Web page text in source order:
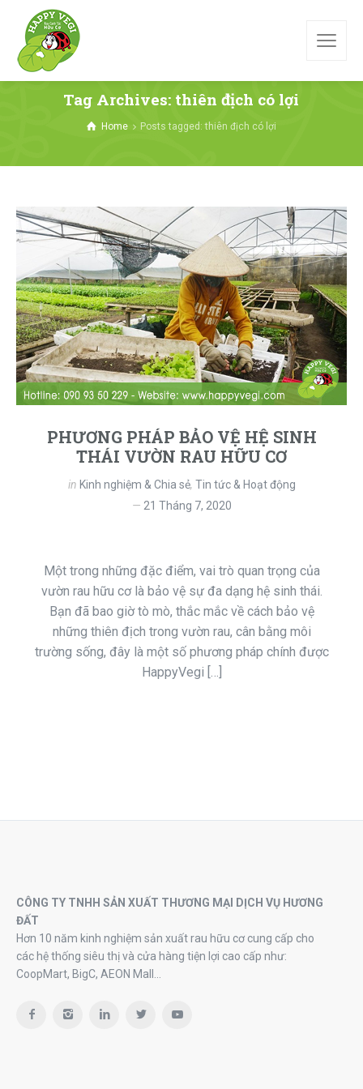
Tag Archives: thiên địch có lợi
Home Posts tagged: thiên địch có lợi
PHƯƠNG PHÁP BẢO VỆ HỆ SINH
THÁI VƯỜN RAU HỮU CƠ
in Kinh nghiệm & Chia sẻ, Tin tức & Hoạt động
21 Tháng 7, 2020
Một trong những đặc điểm, vai trò quan trọng của
vườn rau hữu cơ là bảo vệ sự đa dạng hệ sinh thái.
Bạn đã bao giờ tò mò, thắc mắc về cách bảo vệ
những thiên địch trong vườn rau, cân bằng môi
trường sống, đây là một số phương pháp chính được
HappyVegi […]
CÔNG TY TNHH SẢN XUẤT THƯƠNG MẠI DỊCH VỤ HƯƠNG
ĐẤT
Hơn 10 năm kinh nghiệm sản xuất rau hữu cơ cung cấp cho
các hệ thống siêu thị và cửa hàng tiện lợi cao cấp như:
CoopMart, BigC, AEON Mall…